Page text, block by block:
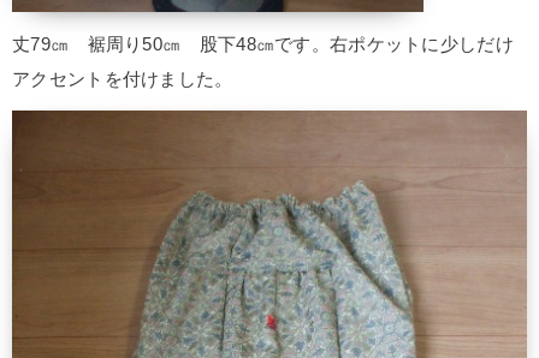
丈79㎝ 裾周り50㎝ 股下48㎝です。右ポケットに少しだけ
アクセントを付けました。